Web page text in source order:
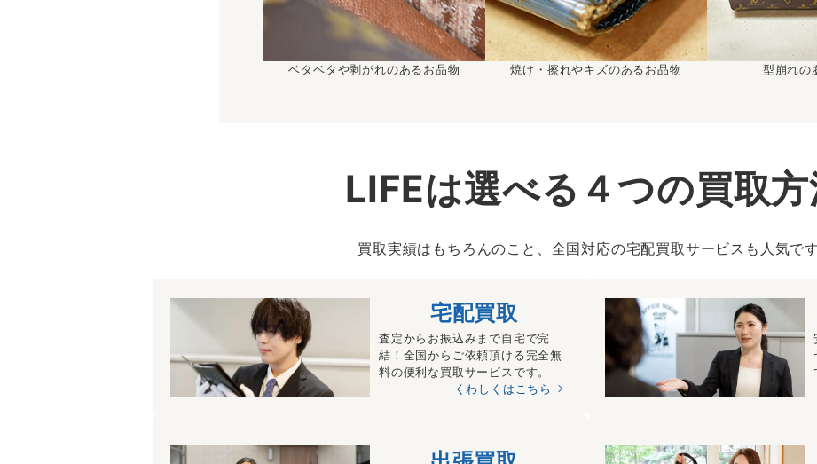
ベタベタや剥がれのあるお品物 焼け・擦れやキズのあるお品物 型崩れの
LIFEは選べる４つの買取
買取実績はもちろんのこと、全国対応の宅配買取サービスも人気です
宅配買取
査定からお振込みまで自宅で完
結！全国からご依頼頂ける完全無
料の便利な買取サービスです。
くわしくはこちら